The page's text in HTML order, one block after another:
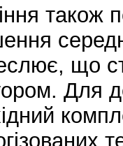
також
що
Для